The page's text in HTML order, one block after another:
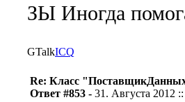
ЗЫ Иногда
GTalkICQ
Re: Класс
Ответ #853 - 31. Августа 2012